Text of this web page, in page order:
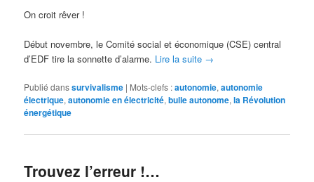
On croit rêver !
Début novembre, le Comité social et économique (CSE) central
d’EDF tire la sonnette d’alarme. Lire la suite →
Publié danssurvivalisme | Mots-clefs :autonomie,autonomie
électrique,autonomie en électricité,bulle autonome,la Révolution
énergétique
Trouvez l’erreur !…